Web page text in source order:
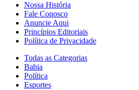
Nossa História
Fale Conosco
Anuncie Aqui
Princípios Editoriais
Política de Privacidade
Todas as Categorias
Bahia
Política
Esportes